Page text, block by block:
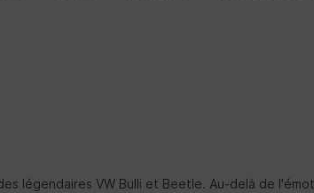
légendaires VW Bulli et Beetle. Au-delà de